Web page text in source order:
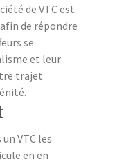
de VTC est
de répondre
se
et leur
trajet
VTC les
en en